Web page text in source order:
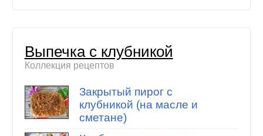
Выпечка с клубникой
Коллекция рецептов
Закрытый пирог с
клубникой (на масле и
сметане)